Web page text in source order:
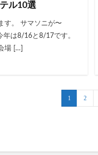
ル10選
す。 サマソニが〜
は8/16と8/17です。
場 […]
1 2